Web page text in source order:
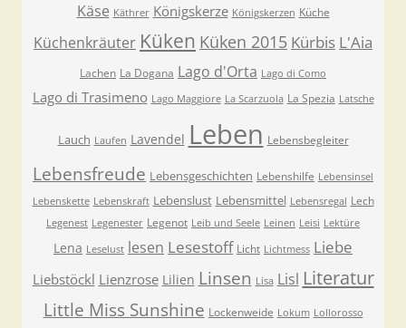
Käse Käthrer Königskerze Königskerzen Küche
Küchenkräuter Küken Küken 2015 Kürbis L'Aia
Lachen La Dogana Lago d'Orta Lago di Como
Lago di Trasimeno Lago Maggiore La Scarzuola La Spezia Latsche
Lauch Laufen Lavendel Leben Lebensbegleiter
Lebensfreude Lebensgeschichten Lebenshilfe Lebensinsel
Lebenskette Lebenskraft Lebenslust Lebensmittel Lebensregal Lech
Legenest Legenester Legenot Leib und Seele Leinen Leisi Lektüre
Lena Leselust lesen Lesestoff Licht Lichtmess Liebe
Liebstöckl Lienzrose Lilien Linsen Lisa Lisl Literatur
Little Miss Sunshine Lockenweide Lokum Lollorosso